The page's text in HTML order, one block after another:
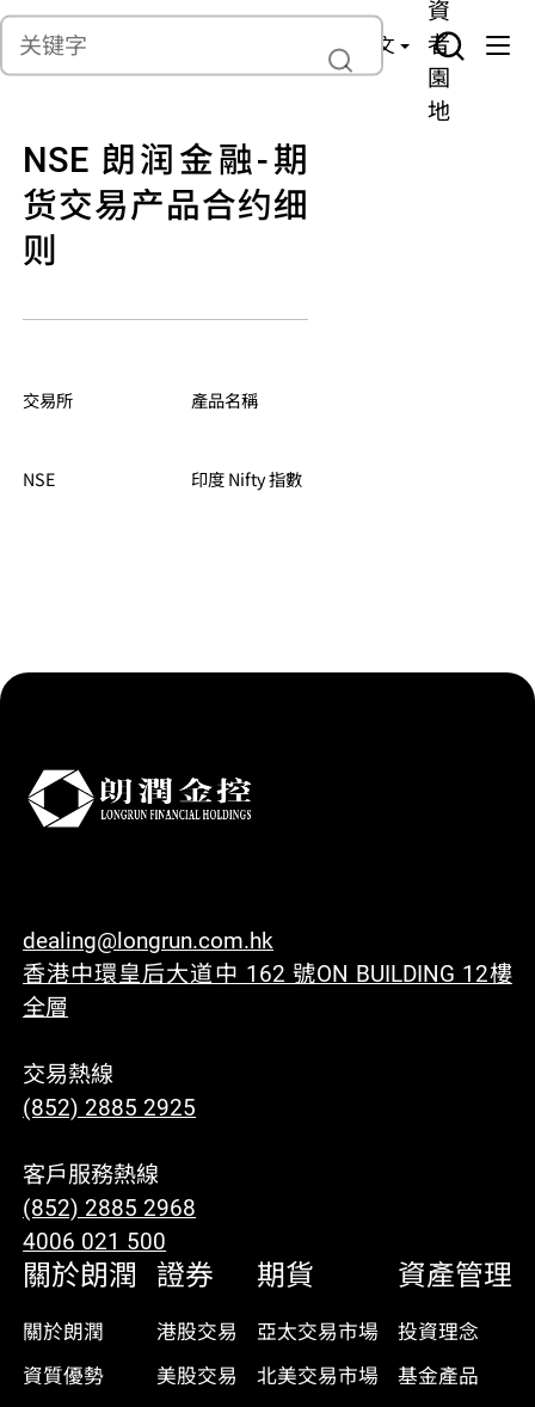
聯繫我們 中文
貨
產
理
險
資
者
園
地
NSE 朗润金融-期
货交易产品合约细
则
交易所 產品名稱
NSE 印度 Nifty 指數
dealing@longrun.com.hk
香港中環皇后大道中 162 號ON BUILDING 12樓
全層
交易熱線
(852) 2885 2925
客戶服務熱線
(852) 2885 2968
4006 021 500
關於朗潤
關於朗潤
資質優勢
證券
港股交易
美股交易
期貨
亞太交易市場
北美交易市場
資產管理
投資理念
基金產品